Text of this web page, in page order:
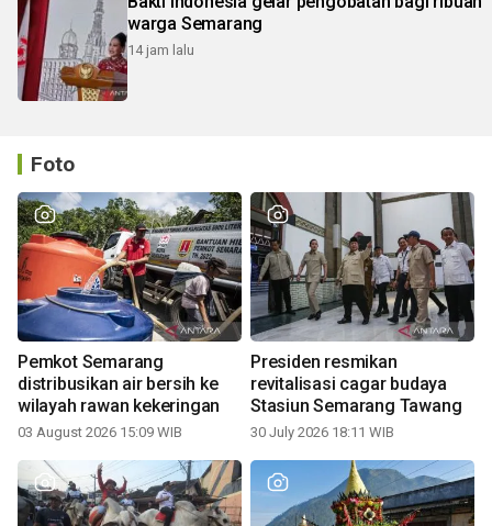
warga Semarang
14 jam lalu
Foto
Pemkot Semarang
distribusikan air bersih ke
wilayah rawan kekeringan
03 August 2026 15:09 WIB
Presiden resmikan
revitalisasi cagar budaya
Stasiun Semarang Tawang
30 July 2026 18:11 WIB